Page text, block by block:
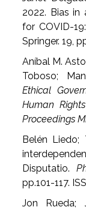
2022. Bias
for COVID-
Springer. 19,
Aníbal M.
Toboso;
Ethical
Human
Proceedings
Belén Liedo;
Disputatio.
pp.101-117.
Jon Rueda;